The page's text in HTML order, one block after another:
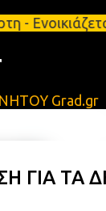
Grad.gr
ΓΙΑ ΤΑ